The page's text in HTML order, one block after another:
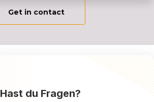
Get in contact
Hast du Fragen?